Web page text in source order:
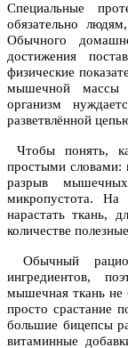
Специальные
обязательно
Обычного
достижения
физические
мышечной массы
организм
разветвлённой
Чтобы понять,
простыми словами:
разрыв
микропустота. На
нарастать ткань,
количестве
Обычный
ингредиентов,
мышечная ткань не
просто срастание
большие бицепсы
витаминные